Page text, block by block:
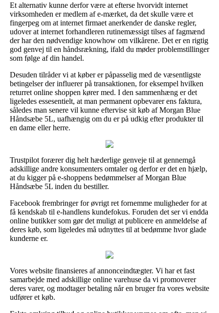
Et alternativ kunne derfor være at efterse hvorvidt internet
virksomheden er medlem af e-mærket, da det skulle være et
fingerpeg om at internet firmaet anerkender de danske regler,
udover at internet forhandleren rutinemæssigt tilses af fagmænd
der har den nødvendige knowhow om vilkårene. Det er en rigtig
god genvej til en håndsrækning, ifald du møder problemstillinger
som følge af din handel.
Desuden tilråder vi at køber er påpasselig med de væsentligste
betingelser der influerer på transaktionen, for eksempel hvilken
returret online shoppen kører med. I den sammenhæng er det
ligeledes essesentielt, at man permanent opbevarer ens faktura,
således man senere vil kunne eftervise sit køb af Morgan Blue
Håndsæbe 5L, uafhængig om du er på udkig efter produkter til
en dame eller herre.
Trustpilot forærer dig helt hæderlige genveje til at gennemgå
adskillige andre konsumenters omtaler og derfor er det en hjælp,
at du kigger på e-shoppens bedømmelser af Morgan Blue
Håndsæbe 5L inden du bestiller.
Facebook frembringer for øvrigt ret fornemme muligheder for at
få kendskab til e-handlens kundefokus. Foruden det ser vi endda
online butikker som gør det muligt at publicere en anmeldelse af
deres køb, som ligeledes må udnyttes til at bedømme hvor glade
kunderne er.
Vores website finansieres af annonceindtægter. Vi har et fast
samarbejde med adskillige online varehuse da vi promoverer
deres varer, og modtager betaling når en bruger fra vores website
udfører et køb.